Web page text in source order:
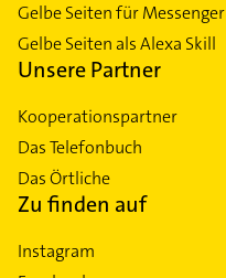
Gelbe Seiten für Messenger
Gelbe Seiten als Alexa Skill
Unsere Partner
Kooperationspartner
Das Telefonbuch
Das Örtliche
Zu finden auf
Instagram